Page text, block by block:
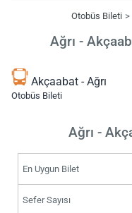
Otobüs Bileti
Ağrı -
Akçaabat - Ağrı
Otobüs Bileti
Ağrı -
En Uygun Bilet
Sefer Sayısı